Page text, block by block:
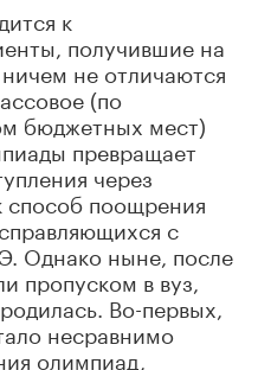
к
получившие на
не отличаются
(по
бюджетных мест)
превращает
через
способ поощрения
с
Однако ныне, после
пропуском в вуз,
Во-первых,
несравнимо
олимпиад,